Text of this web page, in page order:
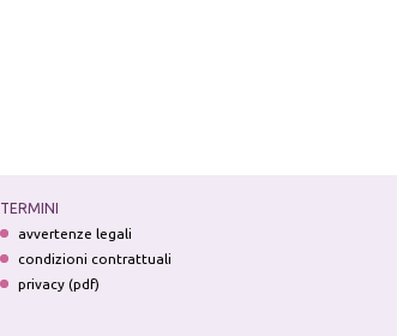
TERMINI
avvertenze legali
condizioni contrattuali
privacy (pdf)